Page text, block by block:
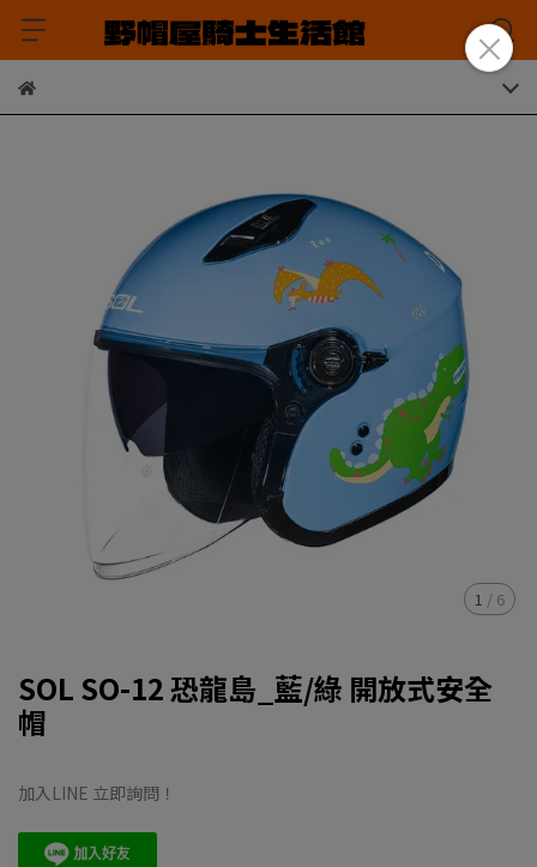
1 / 6
SOL SO-12 恐龍島_藍/綠 開放式安全
帽
加入LINE 立即詢問！